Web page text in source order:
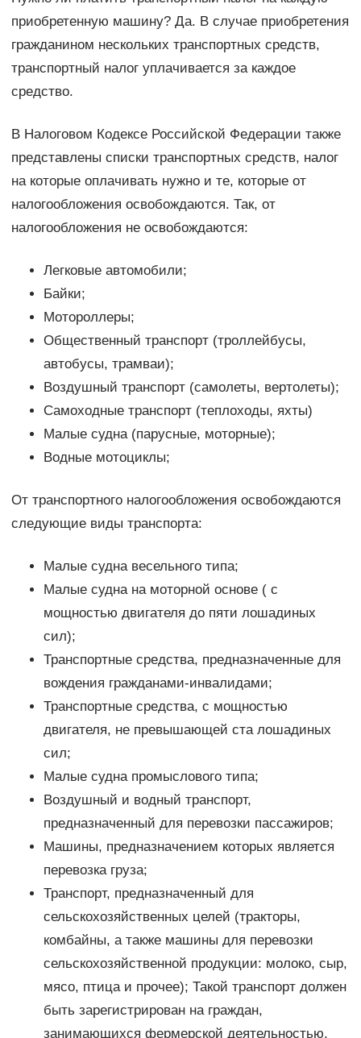
приобретенную машину? Да. В случае приобретения
гражданином нескольких транспортных средств,
транспортный налог уплачивается за каждое
средство.
В Налоговом Кодексе Российской Федерации также
представлены списки транспортных средств, налог
на которые оплачивать нужно и те, которые от
налогообложения освобождаются. Так, от
налогообложения не освобождаются:
Легковые автомобили;
Байки;
Мотороллеры;
Общественный транспорт (троллейбусы,
автобусы, трамваи);
Воздушный транспорт (самолеты, вертолеты);
Самоходные транспорт (теплоходы, яхты)
Малые судна (парусные, моторные);
Водные мотоциклы;
От транспортного налогообложения освобождаются
следующие виды транспорта:
Малые судна весельного типа;
Малые судна на моторной основе ( с
мощностью двигателя до пяти лошадиных
сил);
Транспортные средства, предназначенные для
вождения гражданами-инвалидами;
Транспортные средства, с мощностью
двигателя, не превышающей ста лошадиных
сил;
Малые судна промыслового типа;
Воздушный и водный транспорт,
предназначенный для перевозки пассажиров;
Машины, предназначением которых является
перевозка груза;
Транспорт, предназначенный для
сельскохозяйственных целей (тракторы,
комбайны, а также машины для перевозки
сельскохозяйственной продукции: молоко, сыр,
мясо, птица и прочее); Такой транспорт должен
быть зарегистрирован на граждан,
занимающихся фермерской деятельностью.